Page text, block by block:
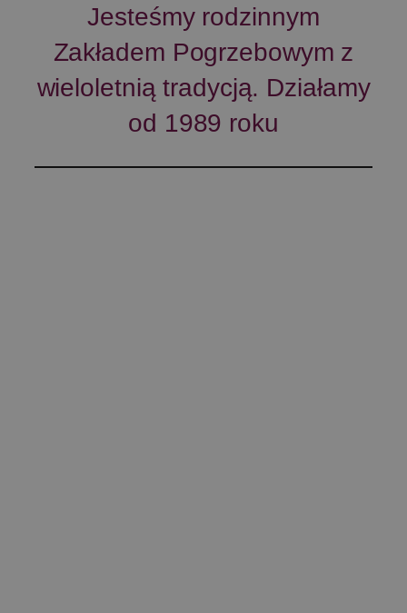
Jesteśmy rodzinnym
Zakładem Pogrzebowym z
wieloletnią tradycją. Działamy
od 1989 roku